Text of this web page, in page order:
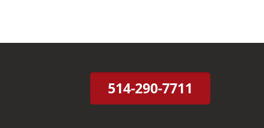
514-290-7711